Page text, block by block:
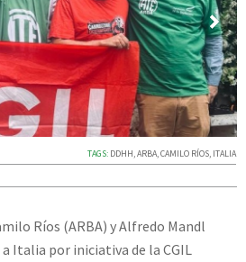
TAGS: DDHH,ARBA,CAMILO RÍOS, ITALIA
Ríos (ARBA) y Alfredo Mandl
Italia por iniciativa de la CGIL